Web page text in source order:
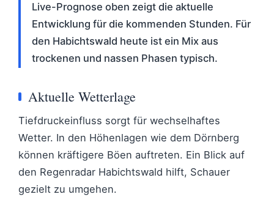
Live-Prognose oben zeigt die aktuelle
Entwicklung für die kommenden Stunden. Für
den Habichtswald heute ist ein Mix aus
trockenen und nassen Phasen typisch.
Aktuelle Wetterlage
Tiefdruckeinfluss sorgt für wechselhaftes
Wetter. In den Höhenlagen wie dem Dörnberg
können kräftigere Böen auftreten. Ein Blick auf
den Regenradar Habichtswald hilft, Schauer
gezielt zu umgehen.